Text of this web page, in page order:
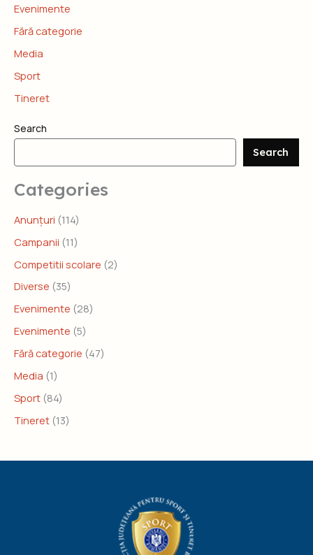
Evenimente
Fără categorie
Media
Sport
Tineret
Search
Search
Categories
Anunțuri (114)
Campanii (11)
Competitii scolare (2)
Diverse (35)
Evenimente (28)
Evenimente (5)
Fără categorie (47)
Media (1)
Sport (84)
Tineret (13)